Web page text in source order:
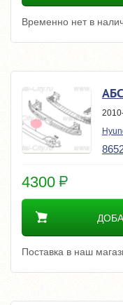
Временно нет в
4300
Поставка в наш